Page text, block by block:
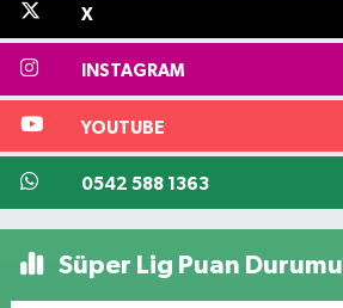
X
INSTAGRAM
YOUTUBE
0542 588 1363
Süper Lig Puan Durumu